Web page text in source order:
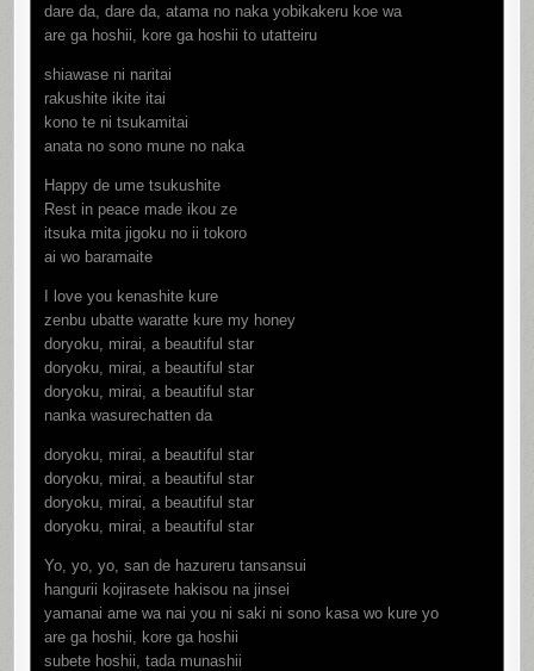
dare da, dare da, atama no naka yobikakeru koe wa
are ga hoshii, kore ga hoshii to utatteiru
shiawase ni naritai
rakushite ikite itai
kono te ni tsukamitai
anata no sono mune no naka
Happy de ume tsukushite
Rest in peace made ikou ze
itsuka mita jigoku no ii tokoro
ai wo baramaite
I love you kenashite kure
zenbu ubatte waratte kure my honey
doryoku, mirai, a beautiful star
doryoku, mirai, a beautiful star
doryoku, mirai, a bеautiful star
nanka wasurechatten da
doryoku, mirai, a beautiful star
doryoku, mirai, a bеautiful star
doryoku, mirai, a beautiful star
doryoku, mirai, a beautiful star
Yo, yo, yo, san de hazureru tansansui
hangurii kojirasete hakisou na jinsei
yamanai ame wa nai you ni saki ni sono kasa wo kure yo
are ga hoshii, kore ga hoshii
subete hoshii, tada munashii